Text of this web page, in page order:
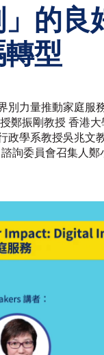
」的
型
力量推動家庭
鄭振剛教授 香港
政學系教授吳兆
委員會召集人鄭